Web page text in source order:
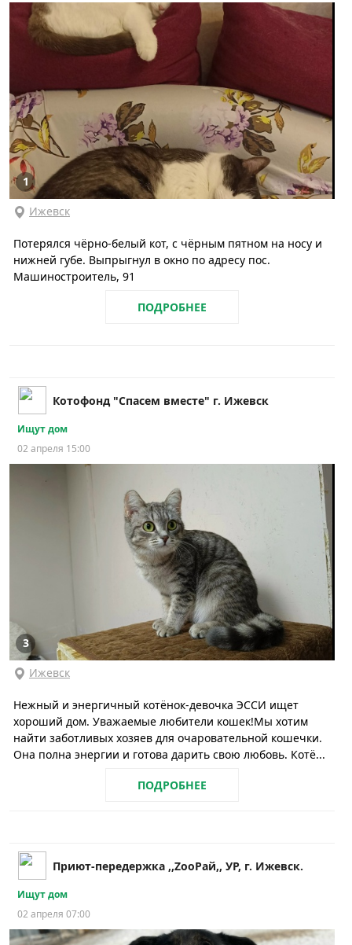
1
Ижевск
Потерялся чёрно-белый кот, с чёрным пятном на носу и
нижней губе. Выпрыгнул в окно по адресу пос.
Машиностроитель, 91
ПОДРОБНЕЕ
Котофонд "Спасем вместе" г. Ижевск
Ищут дом
02 апреля 15:00
3
Ижевск
Нежный и энергичный котёнок-девочка ЭССИ ищет
хороший дом. Уважаемые любители кошек!Мы хотим
найти заботливых хозяев для очаровательной кошечки.
Она полна энергии и готова дарить свою любовь. Котё...
ПОДРОБНЕЕ
Приют-передержка ,,ZооРай,, УР, г. Ижевск.
Ищут дом
02 апреля 07:00